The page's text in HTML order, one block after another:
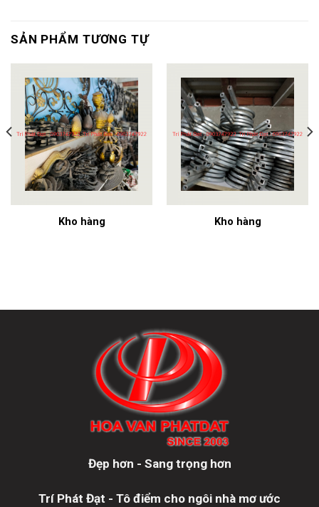
SẢN PHẨM TƯƠNG TỰ
Kho hàng Kho hàng
Đẹp hơn - Sang trọng hơn
Trí Phát Đạt - Tô điểm cho ngôi nhà mơ ước